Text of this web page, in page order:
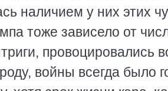
наличием у них этих
тоже зависело от
провоцировались
войны всегда было